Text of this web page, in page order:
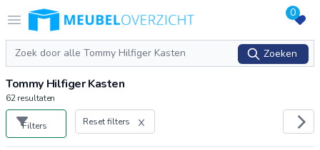
Open menu
Logo Meubeloverzicht.nl 0
Zoeken
Zoeken
Tommy Hilfiger Kasten
62resultaten
Filters Reset filters